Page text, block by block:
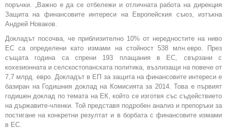
поръчки. „Важно е да се отбележи и отличната работа на дирекция
Защита на финансовите интереси на Европейския съюз, изтъкна
Андрей Новаков.
Докладът посочва, че приблизително 10% от нередностите на ниво
ЕС са определени като измами на стойност 538 млн.евро. През
същата година са спрени 193 плащания в ЕС, свързани с
кохезионната и селскостопанската политика, възлизащи на повече от
7,7 млрд. евро. Докладът в ЕП за защита на финансовите интереси е
базиран на Годишния доклад на Комисията за 2014. Това е първият
годишен доклад по темата на ЕК, който се изготвя със съдействието
на държавите-членки. Той представя подробен анализ и препоръки за
постигане на конкретни резултат и в борбата с финансовите измами
в ЕС.